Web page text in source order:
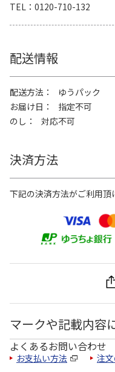
TEL
0120-710-132
配送情報
配送方法
ゆうパック
お届け日
指定不可
のし
対応不可
決済方法
下記の決済方法がご利用頂
マークや記載内容
よくあるお問い合わせ
お支払い方法 注